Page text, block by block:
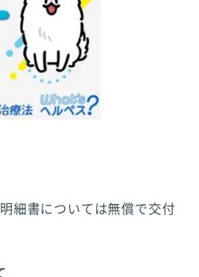
細書については無償で交付